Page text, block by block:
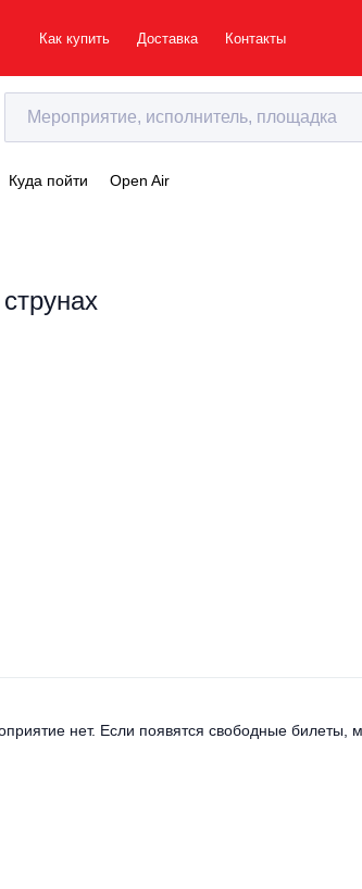
Как купить Доставка Контакты
Куда пойти Open Air
нет. Если появятся свободные билеты,